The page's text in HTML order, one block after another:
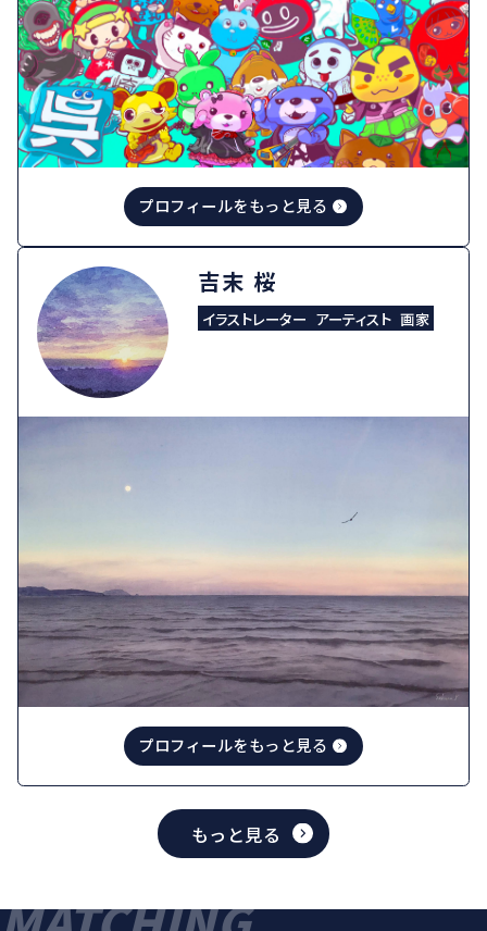
プロフィールをもっと見る
吉末 桜
イラストレーター アーティスト 画家
プロフィールをもっと見る
もっと見る